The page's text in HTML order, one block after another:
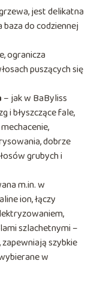
jest delikatna
do codziennej
ogranicza
puszących się
– jak w BaByliss
i błyszczące fale,
dobrze
grubych i
m.in. w
ion, łączy
szlachetnymi –
szybkie
w